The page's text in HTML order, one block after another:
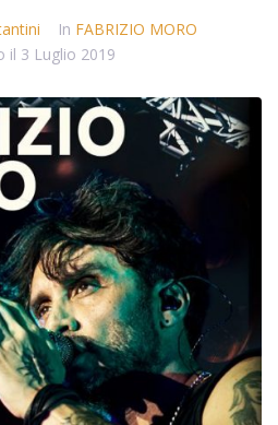
In FABRIZIO MORO
il 3 Luglio 2019